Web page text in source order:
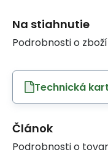
Na stiahnutie
Podrobnosti o zboží
Technická
Článok
Podrobnosti o